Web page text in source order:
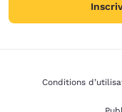
Conditions